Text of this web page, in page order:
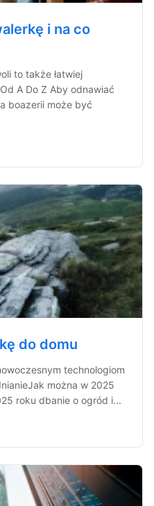
i na co
to także łatwiej
A Do Z Aby odnawiać
boazerii może być
do domu
technologiom
można w 2025
roku dbanie o ogród i...